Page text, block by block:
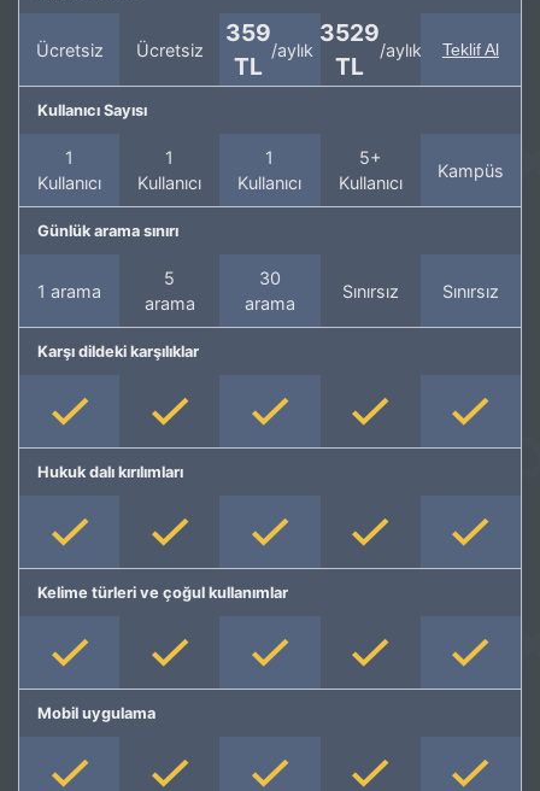
Ücretsiz Ücretsiz
359
TL
/aylık
3529
TL
/aylık Teklif Al
Kullanıcı Sayısı
1
Kullanıcı
1
Kullanıcı
1
Kullanıcı
5+
Kullanıcı
Kampüs
Günlük arama sınırı
1 arama
5
arama
30
arama
Sınırsız Sınırsız
Karşı dildeki karşılıklar
Hukuk dalı kırılımları
Kelime türleri ve çoğul kullanımlar
Mobil uygulama